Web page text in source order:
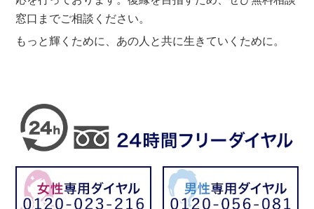
窓口までご相談ください。
もっと輝くために、あの人と共に生きていくために。